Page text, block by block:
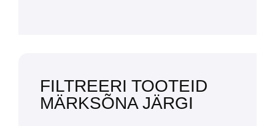
FILTREERI TOOTEID
MÄRKSÕNA JÄRGI